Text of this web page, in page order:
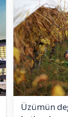
Üzümün